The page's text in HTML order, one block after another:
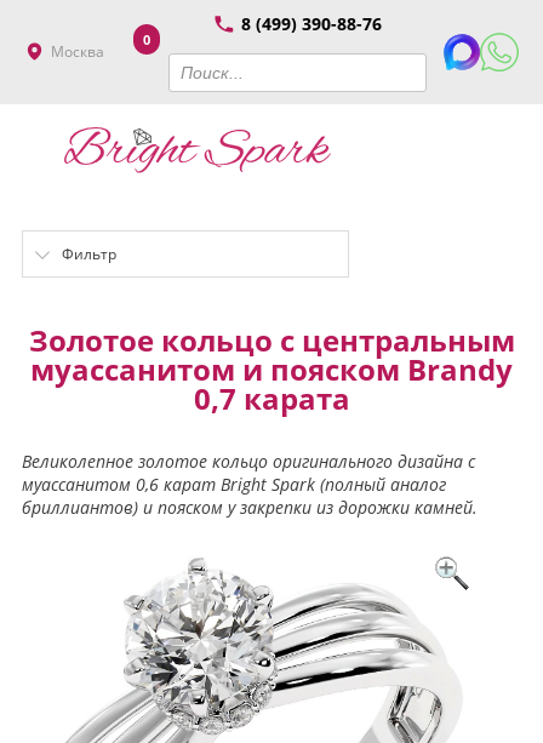
Москва
8 (499) 390-88-76
0
Фильтр
Золотое кольцо с центральным
муассанитом и пояском Brandy
0,7 карата
Великолепное золотое кольцо оригинального дизайна с
муассанитом 0,6 карат Bright Spark (полный аналог
бриллиантов) и пояском у закрепки из дорожки камней.